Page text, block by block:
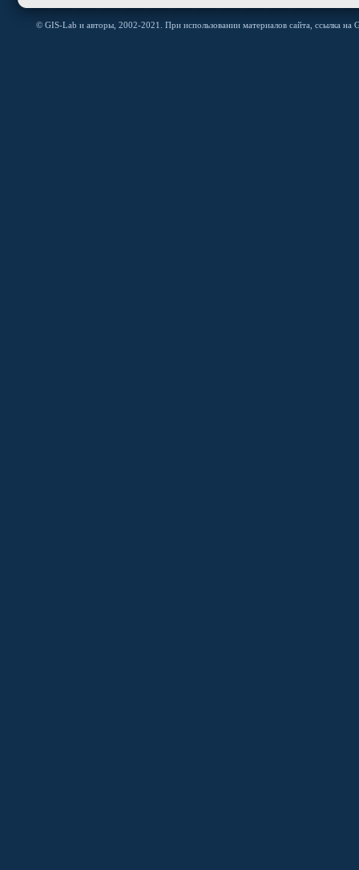
© GIS-Lab и авторы, 2002-2021. При использовании материалов сайта, ссылка на